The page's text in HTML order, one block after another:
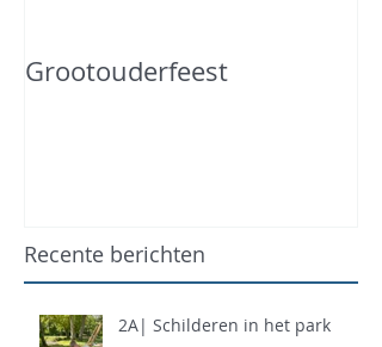
Grootouderfeest
Recente berichten
2A| Schilderen in het park